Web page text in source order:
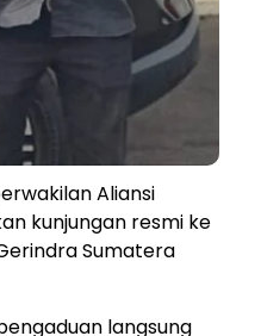
Aliansi
kunjungan resmi ke
Sumatera
langsung